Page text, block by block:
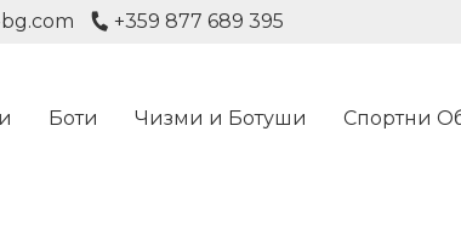
+359 877 689 395
Боти Чизми и Ботуши Спортни